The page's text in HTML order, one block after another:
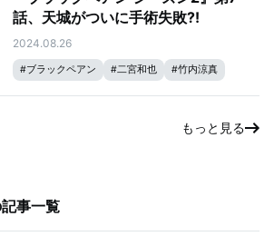
話、天城がついに手術失敗⁈
2024.08.26
#ブラックペアン #二宮和也 #竹内涼真
もっと見る
事一覧